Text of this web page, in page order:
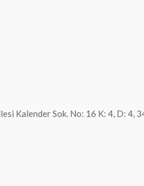
Kalender Sok. No: 16 K: 4, D: 4,